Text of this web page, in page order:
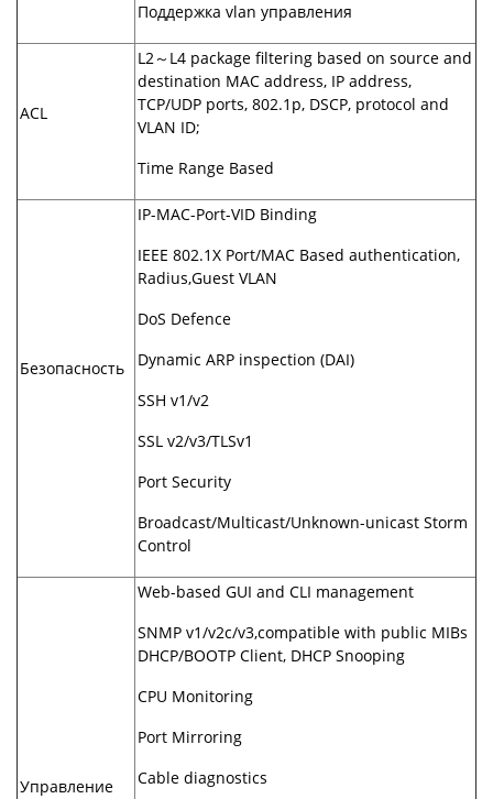
Поддержка vlan управления
ACL
L2～L4 package filtering based on source and
destination MAC address, IP address,
TCP/UDP ports, 802.1p, DSCP, protocol and
VLAN ID;
Time Range Based
Безопасность
IP-MAC-Port-VID Binding
IEEE 802.1X Port/MAC Based authentication,
Radius,Guest VLAN
DoS Defence
Dynamic ARP inspection (DAI)
SSH v1/v2
SSL v2/v3/TLSv1
Port Security
Broadcast/Multicast/Unknown-unicast Storm
Control
Управление
Web-based GUI and CLI management
SNMP v1/v2c/v3,compatible with public MIBs
DHCP/BOOTP Client, DHCP Snooping
CPU Monitoring
Port Mirroring
Cable diagnostics